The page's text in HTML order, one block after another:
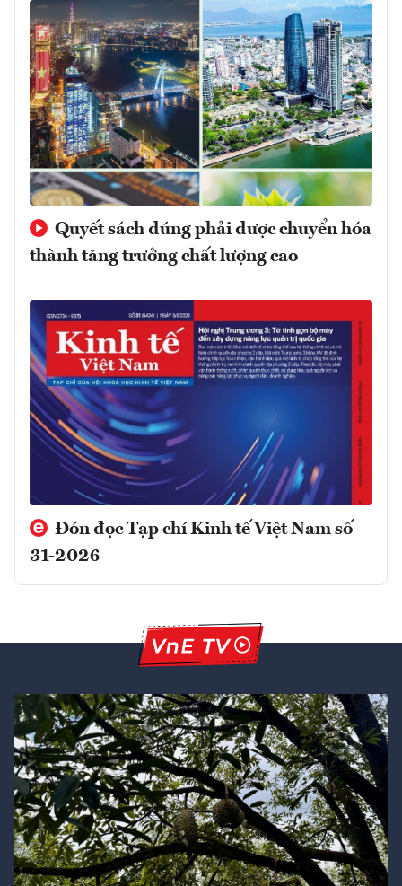
Quyết sách đúng phải được chuyển hóa
thành tăng trưởng chất lượng cao
Đón đọc Tạp chí Kinh tế Việt Nam số
31-2026